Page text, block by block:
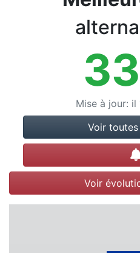
33
Mise à jour: il
Voir
Voir